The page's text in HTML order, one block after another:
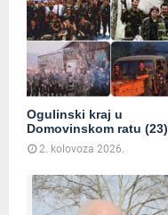
Ogulinski kraj u
Domovinskom ratu (23)
2. kolovoza 2026.